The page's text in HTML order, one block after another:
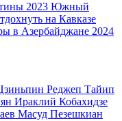
2023 Южный
на Кавказе
в Азербайджане 2024
Реджеп Тайип
Ираклий Кобахидзе
Масуд Пезешкиан